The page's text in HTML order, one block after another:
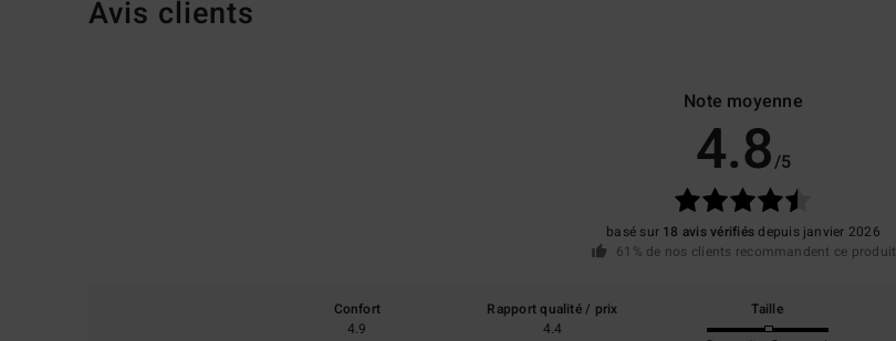
Avis clients
Note moyenne
4.8/5
basé sur 18 avis vérifiésdepuis janvier 2026
61% de nos clients recommandent ce produit
Confort
4.9
Rapport qualité / prix
4.4
Taille